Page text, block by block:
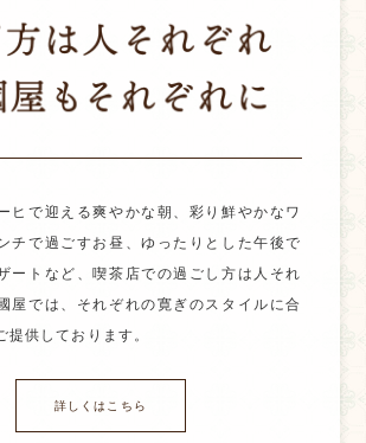
ヒで迎える爽やかな朝、彩り鮮やかなワ
チで過ごすお昼、ゆったりとした午後で
ートなど、喫茶店での過ごし方は人それ
屋では、それぞれの寛ぎのスタイルに合
提供しております。
詳しくはこちら